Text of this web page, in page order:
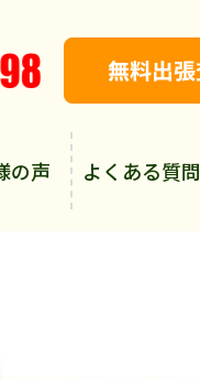
の声 よくある質問